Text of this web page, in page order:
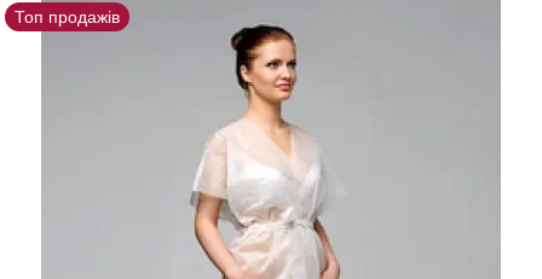
Топ продажів